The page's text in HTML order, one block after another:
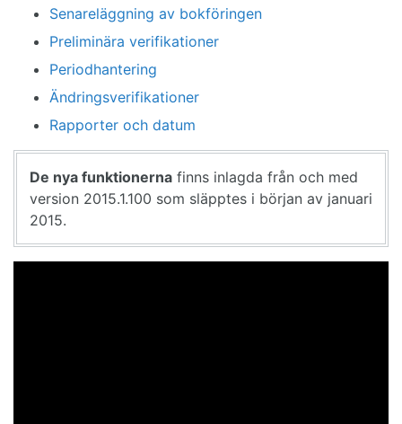
Senareläggning av bokföringen
Preliminära verifikationer
Periodhantering
Ändringsverifikationer
Rapporter och datum
De nya funktionerna finns inlagda från och med
version 2015.1.100 som släpptes i början av januari
2015.